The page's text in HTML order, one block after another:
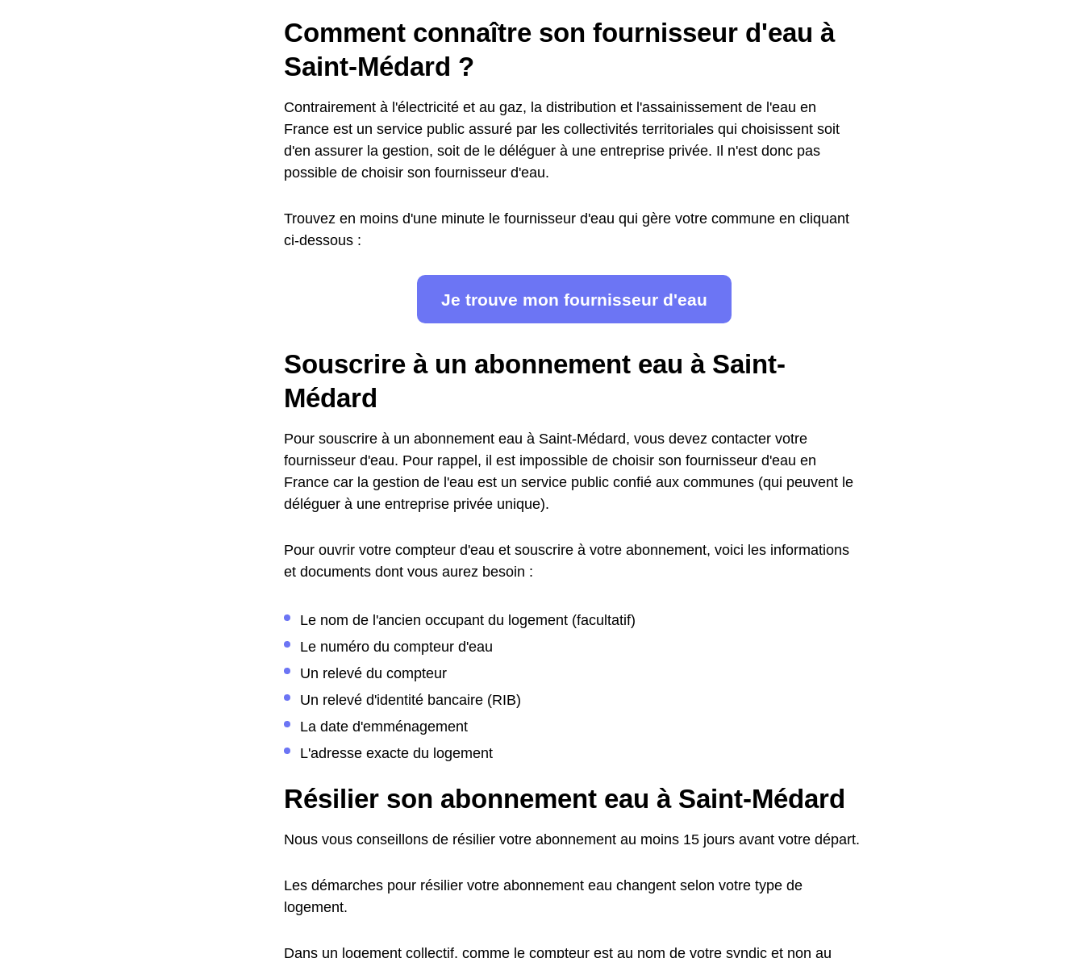
Comment connaître son fournisseur d'eau à
Saint-Médard ?
Contrairement à l'électricité et au gaz, la distribution et l'assainissement de l'eau en
France est un service public assuré par les collectivités territoriales qui choisissent soit
d'en assurer la gestion, soit de le déléguer à une entreprise privée. Il n'est donc pas
possible de choisir son fournisseur d'eau.
Trouvez en moins d'une minute le fournisseur d'eau qui gère votre commune en cliquant
ci-dessous :
Je trouve mon fournisseur d'eau
Souscrire à un abonnement eau à Saint-
Médard
Pour souscrire à un abonnement eau à Saint-Médard, vous devez contacter votre
fournisseur d'eau. Pour rappel, il est impossible de choisir son fournisseur d'eau en
France car la gestion de l'eau est un service public confié aux communes (qui peuvent le
déléguer à une entreprise privée unique).
Pour ouvrir votre compteur d'eau et souscrire à votre abonnement, voici les informations
et documents dont vous aurez besoin :
Le nom de l'ancien occupant du logement (facultatif)
Le numéro du compteur d'eau
Un relevé du compteur
Un relevé d'identité bancaire (RIB)
La date d'emménagement
L'adresse exacte du logement
Résilier son abonnement eau à Saint-Médard
Nous vous conseillons de résilier votre abonnement au moins 15 jours avant votre départ.
Les démarches pour résilier votre abonnement eau changent selon votre type de
logement.
Dans un logement collectif, comme le compteur est au nom de votre syndic et non au